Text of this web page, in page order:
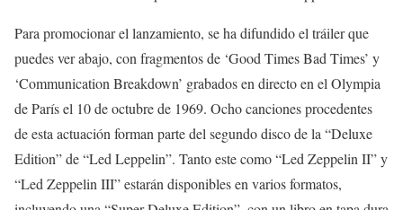
Para promocionar el lanzamiento, se ha difundido el tráiler que
puedes ver abajo, con fragmentos de ‘Good Times Bad Times’ y
‘Communication Breakdown’ grabados en directo en el Olympia
de París el 10 de octubre de 1969. Ocho canciones procedentes
de esta actuación forman parte del segundo disco de la “Deluxe
Edition” de “Led Leppelin”. Tanto este como “Led Zeppelin II” y
“Led Zeppelin III” estarán disponibles en varios formatos,